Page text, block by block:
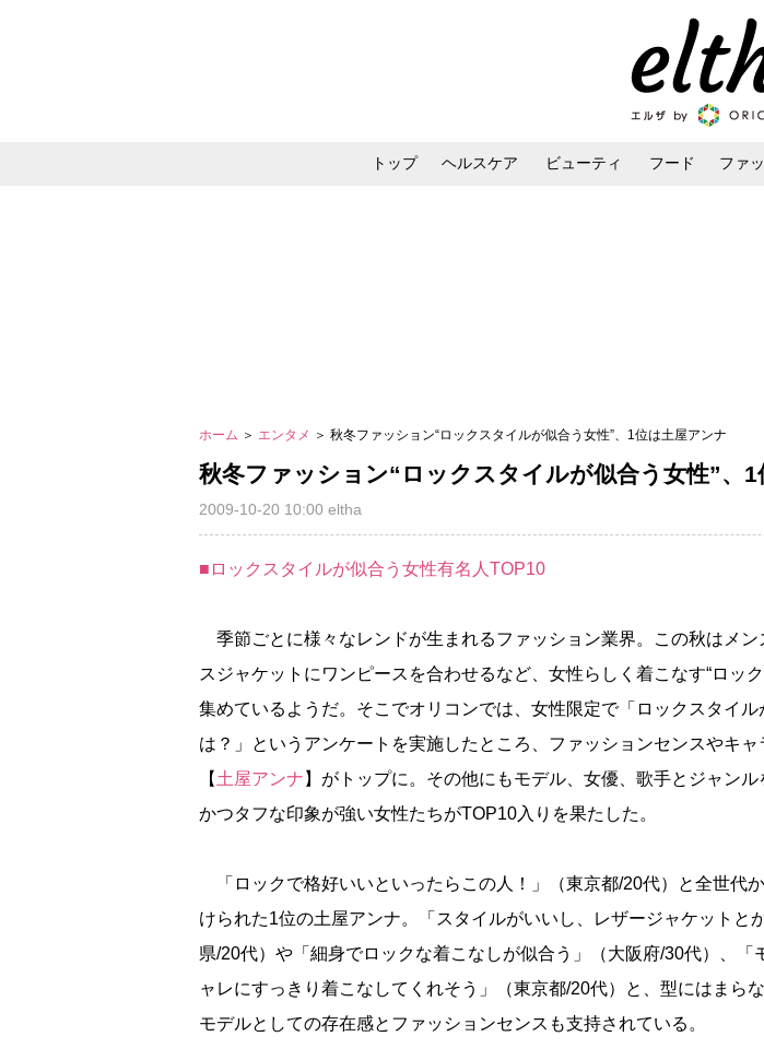
トップ ヘルスケア ビューティ フード ファ
ホーム ＞ エンタメ ＞ 秋冬ファッション“ロックスタイルが似合う女性”、1位は土屋アンナ
秋冬ファッション“ロックスタイルが似合う女性”、1
2009-10-20 10:00 eltha
■ロックスタイルが似合う女性有名人TOP10
季節ごとに様々なレンドが生まれるファッション業界。この秋はメン
スジャケットにワンピースを合わせるなど、女性らしく着こなす“ロッ
集めているようだ。そこでオリコンでは、女性限定で「ロックスタイル
は？」というアンケートを実施したところ、ファッションセンスやキ
【 土屋アンナ 】がトップに。その他にもモデル、女優、歌手とジャン
かつタフな印象が強い女性たちがTOP10入りを果たした。
「ロックで格好いいといったらこの人！」（東京都/20代）と全世代
けられた1位の土屋アンナ。「スタイルがいいし、レザージャケットと
県/20代）や「細身でロックな着こなしが似合う」（大阪府/30代）、「
ャレにすっきり着こなしてくれそう」（東京都/20代）と、型にはまら
モデルとしての存在感とファッションセンスも支持されている。